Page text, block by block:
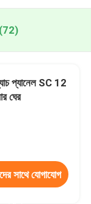
(72)
প্যানেল SC 12
ঘের
সাথে যোগাযোগ